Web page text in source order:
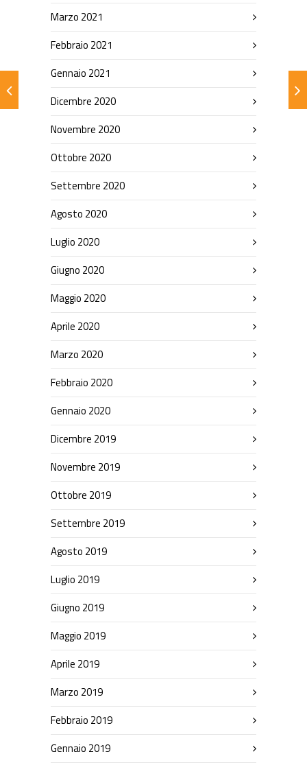
Marzo 2021
Febbraio 2021
Gennaio 2021
Dicembre 2020
Novembre 2020
Ottobre 2020
Settembre 2020
Agosto 2020
Luglio 2020
Giugno 2020
Maggio 2020
Aprile 2020
Marzo 2020
Febbraio 2020
Gennaio 2020
Dicembre 2019
Novembre 2019
Ottobre 2019
Settembre 2019
Agosto 2019
Luglio 2019
Giugno 2019
Maggio 2019
Aprile 2019
Marzo 2019
Febbraio 2019
Gennaio 2019